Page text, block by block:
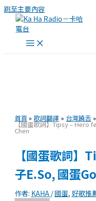
跳至主要內容
首頁 歌詞翻譯 台灣饒舌
【國蛋歌詞】Tipsy – Hero
Chen
【國蛋歌詞
子E.So, 國蛋
作者: KAHA /國蛋, 好歌推